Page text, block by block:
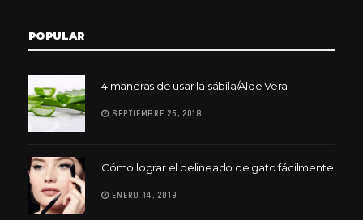
POPULAR
4 maneras de usar la sábila/Aloe Vera
SEPTIEMBRE 26, 2018
Cómo lograr el delineado de gato fácilmente
ENERO 14, 2019